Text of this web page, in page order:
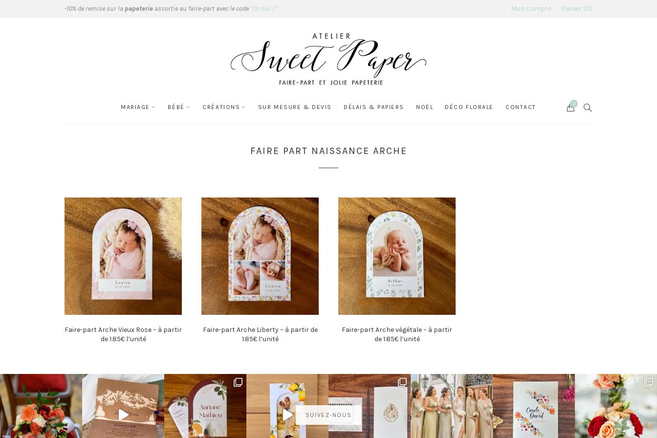
-10% de remise sur la papeterie assortie au faire-part avec le code "Oh oui !"* Mon compte Panier 0
MARIAGE BÉBÉ CRÉATIONS SUR MESURE & DEVIS DÉLAIS & PAPIERS NOËL DÉCO FLORALE CONTACT SEARCH
Cart
0
FAIRE PART NAISSANCE ARCHE
Faire-part Arche Vieux Rose – à partir
de 1.85€ l’unité
Faire-part Arche Liberty – à partir de
1.85€ l’unité
Faire-part Arche végétale – à partir
de 1.85€ l’unité
SUIVEZ-NOUS